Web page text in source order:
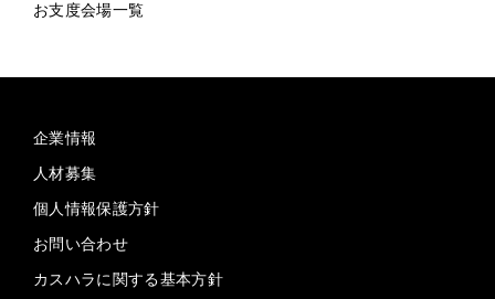
お支度会場一覧
企業情報
人材募集
個人情報保護方針
お問い合わせ
カスハラに関する基本方針